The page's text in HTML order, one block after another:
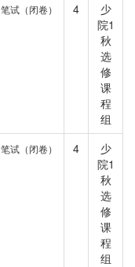
笔试（闭卷） 4
少
院1
秋
选
修
课
程
组
笔试（闭卷） 4
少
院1
秋
选
修
课
程
组